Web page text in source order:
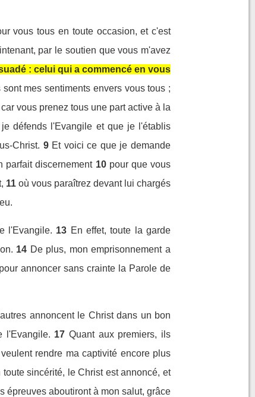
vous tous en toute occasion, et c'est
par le soutien que vous m'avez
: celui qui a commencé en vous
sont mes sentiments envers vous tous ;
vous prenez tous une part active à la
défends l'Evangile et que je l'établis
Christ. 9 Et voici ce que je demande
parfait discernement 10 pour que vous
11 où vous paraîtrez devant lui chargés
l'Evangile. 13 En effet, toute la garde
14 De plus, mon emprisonnement a
annoncer sans crainte la Parole de
annoncent le Christ dans un bon
l'Evangile. 17 Quant aux premiers, ils
rendre ma captivité encore plus
sincérité, le Christ est annoncé, et
épreuves aboutiront à mon salut, grâce